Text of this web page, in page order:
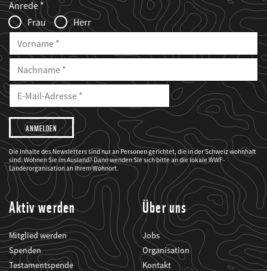
Infofelder
Anrede
Frau
Herr
Vorname
Nachname
E-
Mailadresse
E-
Adresse
Ich
möchte,
dass
der
WWF
mich
über
seine
Projekte
informiert.
Die Inhalte des Newsletters sind nur an Personen gerichtet, die in der Schweiz wohnhaft
sind. Wohnen Sie im Ausland? Dann wenden Sie sich bitte an die lokale WWF-
Länderorganisation an Ihrem Wohnort.
Aktiv werden
Mitglied werden
Spenden
Testamentspende
Über uns
Jobs
Organisation
Kontakt